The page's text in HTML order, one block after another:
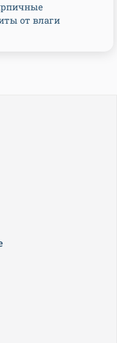
от влаги